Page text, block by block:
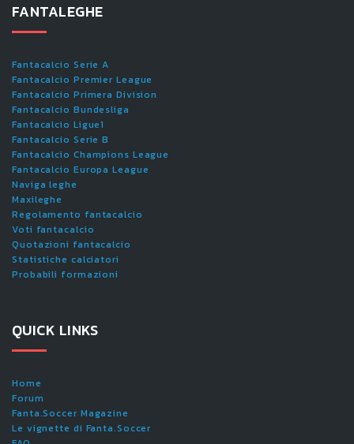
FANTALEGHE
Fantacalcio Serie A
Fantacalcio Premier League
Fantacalcio Primera Division
Fantacalcio Bundesliga
Fantacalcio Ligue1
Fantacalcio Serie B
Fantacalcio Champions League
Fantacalcio Europa League
Naviga leghe
Maxileghe
Regolamento fantacalcio
Voti fantacalcio
Quotazioni fantacalcio
Statistiche calciatori
Probabili formazioni
QUICK LINKS
Home
Forum
Fanta.Soccer Magazine
Le vignette di Fanta.Soccer